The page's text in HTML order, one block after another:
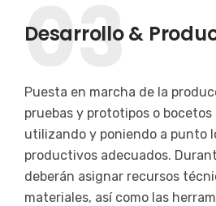
03
Desarrollo &
Puesta en marcha de la
pruebas y prototipos o bocetos
utilizando y poniendo a punto
productivos adecuados.
deberán asignar recursos
materiales, así como las